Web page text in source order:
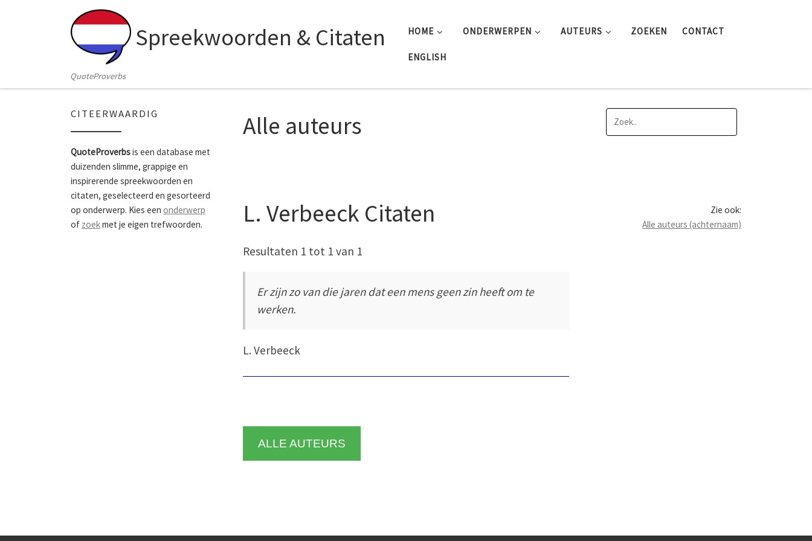
Skip to content
Spreekwoorden & Citaten
QuoteProverbs
HOME ONDERWERPEN AUTEURS ZOEKEN CONTACT
ENGLISH
Alle auteurs
L. Verbeeck Citaten
Resultaten 1 tot 1 van 1
Er zijn zo van die jaren dat een mens geen zin heeft om te
werken.
L. Verbeeck
ALLE AUTEURS
CITEERWAARDIG
QuoteProverbsis een database met
duizenden slimme, grappige en
inspirerende spreekwoorden en
citaten, geselecteerd en gesorteerd
op onderwerp. Kies een onderwerp
of zoekmet je eigen trefwoorden.
Zie ook:
Alle auteurs (achternaam)